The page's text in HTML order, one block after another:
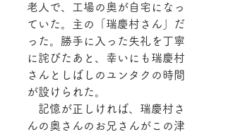
老人で、工場の奥が自宅になっ
ていた。主の「瑞慶村さん」だ
った。勝手に入った失礼を丁寧
に詫びたあと、幸いにも瑞慶村
さんとしばしのユンタクの時間
が設けられた。
記憶が正しければ、瑞慶村さ
んの奥さんのお兄さんがこの津